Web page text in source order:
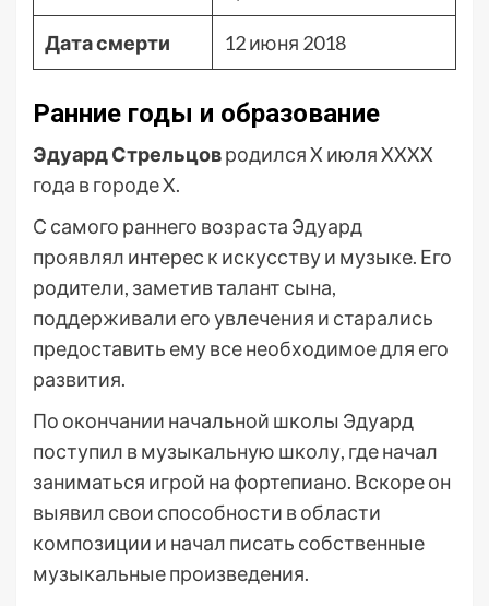
Дата смерти 12 июня 2018
Ранние годы и образование
Эдуард Стрельцовродился X июля XXXX
года в городе X.
С самого раннего возраста Эдуард
проявлял интерес к искусству и музыке. Его
родители, заметив талант сына,
поддерживали его увлечения и старались
предоставить ему все необходимое для его
развития.
По окончании начальной школы Эдуард
поступил в музыкальную школу, где начал
заниматься игрой на фортепиано. Вскоре он
выявил свои способности в области
композиции и начал писать собственные
музыкальные произведения.